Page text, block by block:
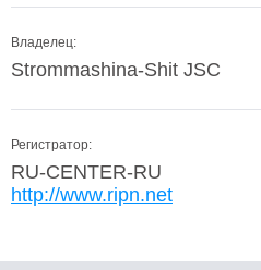
Владелец:
Strommashina-Shit JSC
Регистратор:
RU-CENTER-RU
http://www.ripn.net